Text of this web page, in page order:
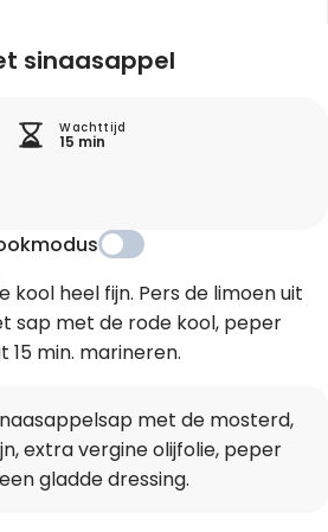
sinaasappel
Wachttijd
15 min
kool heel fijn. Pers de limoen uit
sap met de rode kool, peper
15 min. marineren.
met de mosterd,
extra vergine olijfolie, peper
gladde dressing.